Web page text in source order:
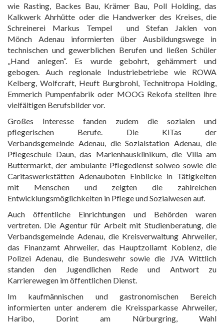
wie Rasting, Backes Bau, Krämer Bau, Poll Holding, das
Kalkwerk Ahrhütte oder die Handwerker des Kreises, die
Schreinerei Markus Tempel und Stefan Jaklen von
Mönch Adenau informierten über Ausbildungswege in
technischen und gewerblichen Berufen und ließen Schüler
„Hand anlegen“. Es wurde gebohrt, gehämmert und
gebogen. Auch regionale Industriebetriebe wie ROWA
Kelberg, Wolfcraft, Heuft Burgbrohl, Technitropa Holding,
Emmerich Pumpenfabrik oder MOOG Rekofa stellten ihre
vielfältigen Berufsbilder vor.
Großes Interesse fanden zudem die sozialen und
pflegerischen Berufe. Die KiTas der
Verbandsgemeinde Adenau, die Sozialstation Adenau, die
Pflegeschule Daun, das Marienhausklinikum, die Villa am
Buttermarkt, der ambulante Pflegedienst solweo sowie die
Caritaswerkstätten Adenauboten Einblicke in Tätigkeiten
mit Menschen und zeigten die zahlreichen
Entwicklungsmöglichkeiten in Pflege und Sozialwesen auf.
Auch öffentliche Einrichtungen und Behörden waren
vertreten. Die Agentur für Arbeit mit Studienberatung, die
Verbandsgemeinde Adenau, die Kreisverwaltung Ahrweiler,
das Finanzamt Ahrweiler, das Hauptzollamt Koblenz, die
Polizei Adenau, die Bundeswehr sowie die JVA Wittlich
standen den Jugendlichen Rede und Antwort zu
Karrierewegen im öffentlichen Dienst.
Im kaufmännischen und gastronomischen Bereich
informierten unter anderem die Kreissparkasse Ahrweiler,
Haribo, Dorint am Nürburgring, Wahl